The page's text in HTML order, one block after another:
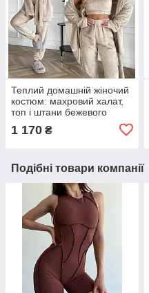
Теплий домашній жіночий
костюм: махровий халат,
топ і штани бежевого
1 170 ₴
Подібні товари компанії